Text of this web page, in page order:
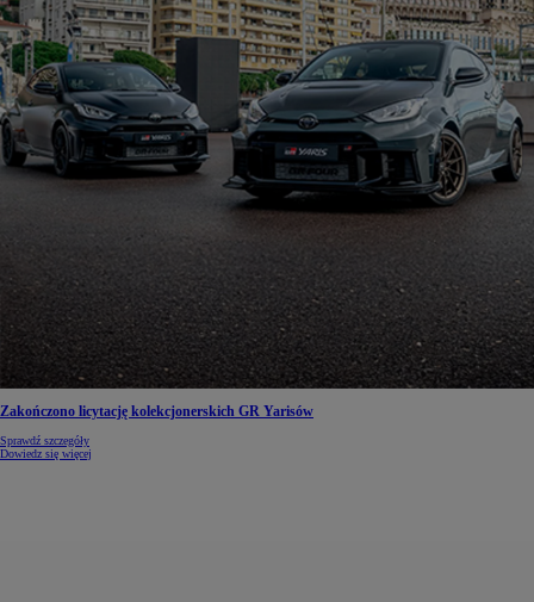
Zakończono licytację kolekcjonerskich GR Yarisów
Sprawdź szczegóły
Dowiedz się więcej